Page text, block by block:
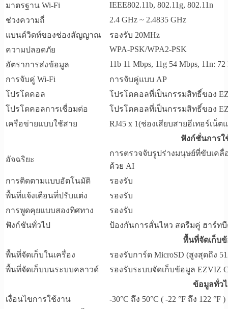
มาตรฐาน Wi-Fi
IEEE802.11b, 802.11g, 802.11n
ช่วงความถี่
2.4 GHz ~ 2.4835 GHz
แบนด์วิดท์ของช่องสัญญาณ
รองรับ 20MHz
ความปลอดภัย
WPA-PSK/WPA2-PSK
อัตราการส่งข้อมูล
11b 11 Mbps, 11g 54 Mbps, 11n: 72
การจับคู่ Wi-Fi
การจับคู่แบบ AP
โปรโตคอล
โปรโตคอลที่เป็นกรรมสิทธิ์ของ
โปรโตคอลการเชื่อมต่อ
โปรโตคอลที่เป็นกรรมสิทธิ์ของ
เครือข่ายแบบใช้สาย
RJ45 x 1(ช่องเสียบสายอีเทอร์เน็ต
ฟังก์ชั่นการใ
อัจฉริยะ
การตรวจจับรูปร่างมนุษย์ที่ขับเค
ด้วย AI
การติดตามแบบอัตโนมัติ
รองรับ
พื้นที่แจ้งเตือนที่ปรับแต่ง
รองรับ
การพูดคุยแบบสองทิศทาง
รองรับ
ฟังก์ชันทั่วไป
ป้องกันการสั่นไหว สตรีมคู่ ฮาร์ท
พื้นที่จัดเก็บ
พื้นที่จัดเก็บในเครื่อง
รองรับการ์ด MicroSD (สูงสุดถึง
พื้นที่จัดเก็บบนระบบคลาวด์
รองรับระบบจัดเก็บข้อมูล EZVIZ
ข้อมูลทั่ว
เงื่อนไขการใช้งาน
-30°C ถึง 50°C ( -22 °F ถึง 122